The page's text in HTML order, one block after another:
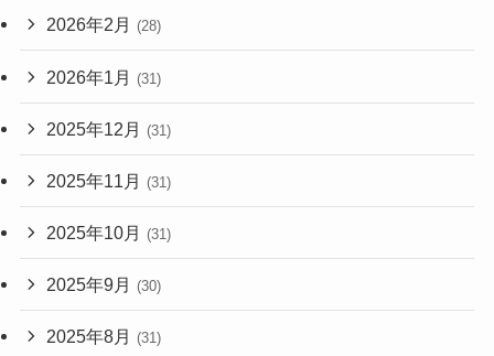
2026年2月 (28)
2026年1月 (31)
2025年12月 (31)
2025年11月 (31)
2025年10月 (31)
2025年9月 (30)
2025年8月 (31)